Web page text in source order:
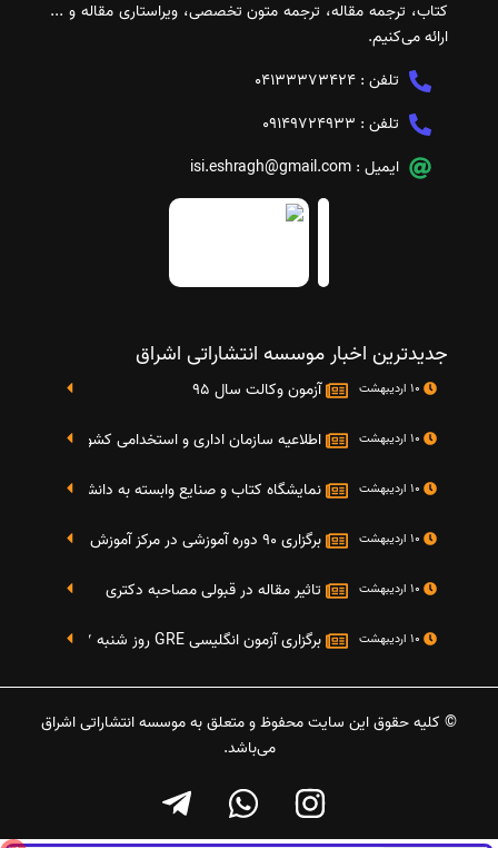
کتاب، ترجمه مقاله، ترجمه متون تخصصی، ویراستاری مقاله و ...
ارائه می‌کنیم.
تلفن : 04133373424
تلفن : 09149724933
ایمیل : isi.eshragh@gmail.com
جدیدترین اخبار موسسه انتشاراتی اشراق
آزمون وکالت سال 95
اطلاعیه سازمان اداری و استخدامی کشور در خصوص
نمایشگاه کتاب و صنایع وابسته به دانشگاه صنعتی شریف 4 الی 8 مهر
برگزاری 90 دوره آموزشی در مرکز آموزش فرهنگی دانشگاه علامه
تاثیر مقاله در قبولی مصاحبه دکتری
برگزاری آزمون انگلیسی GRE روز شنبه 27 شهریور(مقارن با 17 سپتامبر 2016)
© کلیه حقوق این سایت محفوظ و متعلق به موسسه انتشاراتی اشراق
می‌باشد.